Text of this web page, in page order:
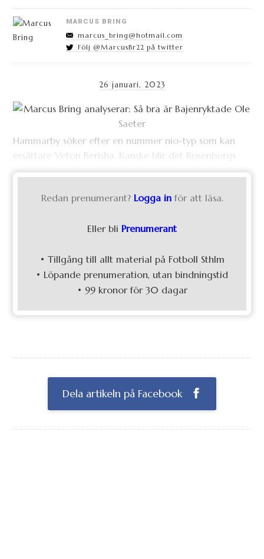
MARCUS BRING
marcus_bring@hotmail.com
Följ @MarcusBr22 på twitter
26 januari, 2023
Hammarby söker efter en nummer nio-typ som kan
ersättare Veton Berisha. Kanske blir det Rosenborgs
Redan prenumerant? Logga in för att läsa.
Eller bli Prenumerant
• Tillgång till allt material på Fotboll Sthlm
• Löpande prenumeration, utan bindningstid
• 99 kronor för 30 dagar
Dela artikeln på Facebook